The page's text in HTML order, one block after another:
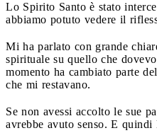
Lo Spirito Santo è stato
abbiamo potuto vedere il
Mi ha parlato con grande
spirituale su quello che
momento ha cambiato parte
che mi restavano.
Se non avessi accolto le sue
avrebbe avuto senso. E quindi